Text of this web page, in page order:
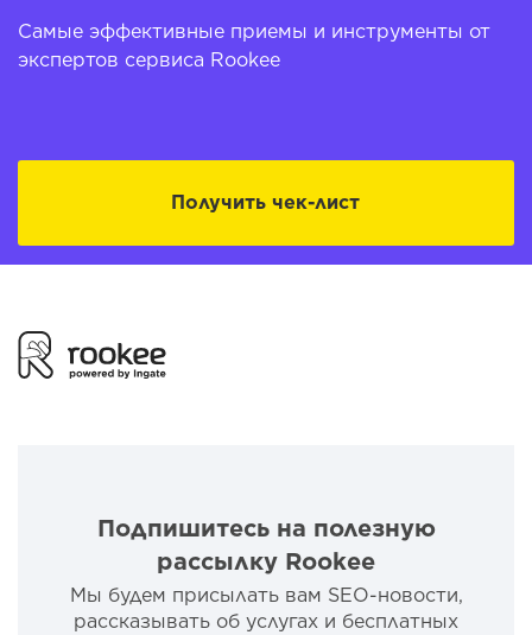
Самые эффективные приемы и инструменты от
экспертов сервиса Rookee
Получить чек-лист
Подпишитесь на полезную
рассылку Rookee
Мы будем присылать вам SEO-новости,
рассказывать об услугах и бесплатных